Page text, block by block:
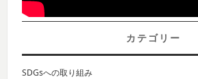
カテゴリー
SDGsへの取り組み